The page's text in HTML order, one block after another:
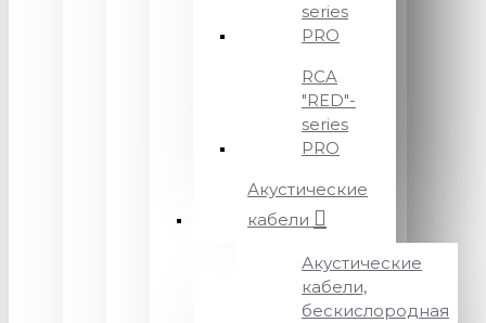
series
PRO
RCA
"RED"-
series
PRO
Акустические
кабели
Акустические
кабели,
бескислородная